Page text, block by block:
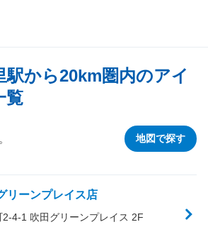
駅から20km圏内のアイ
覧
地図で探す
リーンプレイス店
4-1 吹田グリーンプレイス 2F